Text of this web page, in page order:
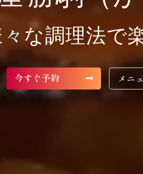
な調理法で
今すぐ予約 メニ